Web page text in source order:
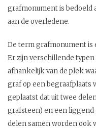
grafmonument is bedoeld
aan de overledene.
De term grafmonument is
Er zijn verschillende
afhankelijk van de plek
graf op een begraafplaats
geplaatst dat uit twee
grafsteen) en een liggend
delen samen worden ook